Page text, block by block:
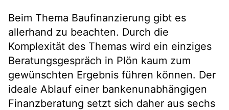
Beim Thema Baufinanzierung gibt es
allerhand zu beachten. Durch die
Komplexität des Themas wird ein einziges
Beratungsgespräch in Plön kaum zum
gewünschten Ergebnis führen können. Der
ideale Ablauf einer bankenunabhängigen
Finanzberatung setzt sich daher aus sechs